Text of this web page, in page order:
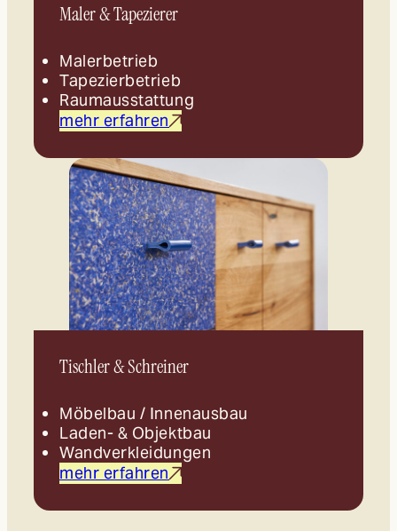
Maler & Tapezierer
Malerbetrieb
Tapezierbetrieb
Raumausstattung
mehr erfahren
Tischler & Schreiner
Möbelbau / Innenausbau
Laden- & Objektbau
Wandverkleidungen
mehr erfahren